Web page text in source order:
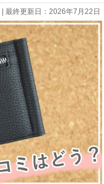
最終更新日：2026年7月22日